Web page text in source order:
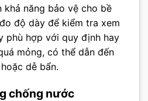
khả năng bảo vệ cho bề
độ dày để kiểm tra xem
phù hợp với quy định hay
mỏng, có thể dẫn đến
dễ bẩn.
chống nước